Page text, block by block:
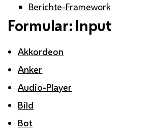
Berichte-Framework
Formular: Input
Akkordeon
Anker
Audio-Player
Bild
Bot